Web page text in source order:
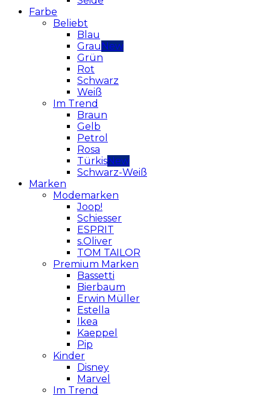
Farbe
Beliebt
Blau
Grau
Grün
Rot
Schwarz
Weiß
Im Trend
Braun
Gelb
Petrol
Rosa
Türkis
Schwarz-Weiß
Marken
Modemarken
Joop!
Schiesser
ESPRIT
s.Oliver
TOM TAILOR
Premium Marken
Bassetti
Bierbaum
Erwin Müller
Estella
Ikea
Kaeppel
Pip
Kinder
Disney
Marvel
Im Trend